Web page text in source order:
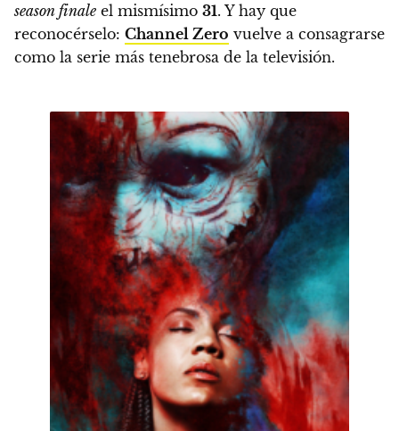
season finale el mismísimo 31. Y hay que
reconocérselo: Channel Zero vuelve a consagrarse
como la serie más tenebrosa de la televisión.